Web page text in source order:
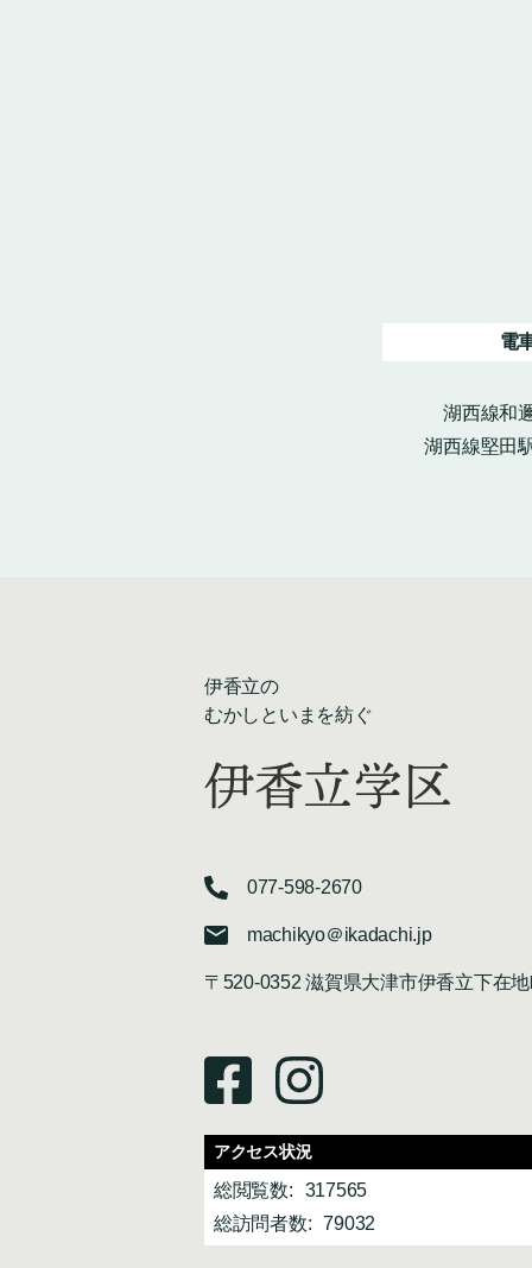
電
湖西線和
湖西線堅田
伊香立の
むかしといまを紡ぐ
伊香立学区
077-598-2670
machikyo＠ikadachi.jp
〒520-0352 滋賀県大津市伊香立下在
アクセス状況
総閲覧数:
317565
総訪問者数:
79032